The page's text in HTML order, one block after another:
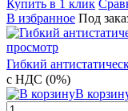
Купить в 1 клик
В избранное Под
просмотр
Гибкий
с НДС (0%)
В